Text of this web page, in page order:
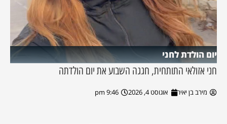
יום הולדת לחני
חני אזולאי התותחית, חגגה השבוע את יום הולדתה
מירב בן יאיר אוגוסט 4, 2026 9:46 pm